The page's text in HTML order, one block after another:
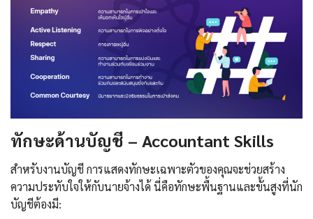
ทักษะด้านบัญชี – Accountant Skills
สำหรับงานบัญชี การแสดงทักษะเฉพาะตัวของคุณจะช่วยสร้าง
ความประทับใจให้กับนายจ้างได้ นี่คือทักษะพื้นฐานและขั้นสูงที่นัก
บัญชีต้องมี: